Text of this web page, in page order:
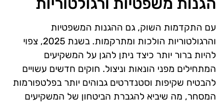
עם התקדמות השוק, גם ההגנות המשפטיות
והרגולטוריות הולכות ומתרקמות. בשנת 2025, צפוי
להיות ברור יותר כיצד ניתן להגן על המשקיעים
המתחילים מפני הונאות וניצול. חוקים חדשים עשויים
להבטיח שקיפות וסטנדרטים גבוהים יותר בפלטפורמות
המסחר, מה שיביא להגברת הביטחון של המשקיעים